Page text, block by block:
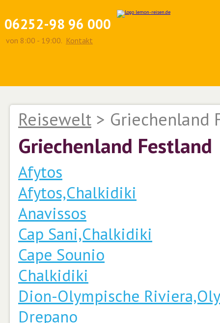
06252-98 96 000
von 8:00 - 19:00. Kontakt
Reisewelt > Griechenland
Griechenland Festland
Afytos
Afytos,Chalkidiki
Anavissos
Cap Sani,Chalkidiki
Cape Sounio
Chalkidiki
Dion-Olympische
Drepano